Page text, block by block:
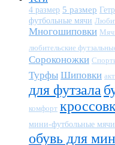
4 размер 5 размер
футбольные мячи
Многошиповки
любительские
Сороконожки
Турфы Шиповки
для футзала
комфорт
мини-футбольные мячи
обувь для